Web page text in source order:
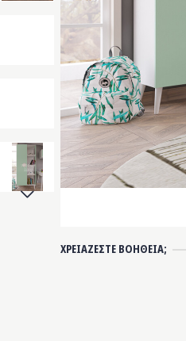
Next
ΧΡΕΙΑΖΕΣΤΕ ΒΟΗΘΕΙΑ;